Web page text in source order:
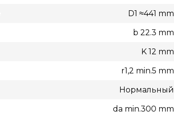
D1 ≈441 mm
b 22.3 mm
K 12 mm
r1,2 min.5 mm
Нормальный
da min.300 mm